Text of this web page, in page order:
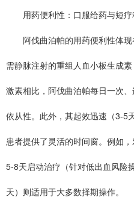
用药便利性：口服给药与短疗
阿伐曲泊帕的用药便利性体现
需静脉注射的重组人血小板生成
激素相比，阿伐曲泊帕每日一次
依从性。此外，其起效迅速（3-5
患者提供了灵活的时间窗。例如
5-8天启动治疗（针对低出血风险
天）则适用于大多数择期操作。